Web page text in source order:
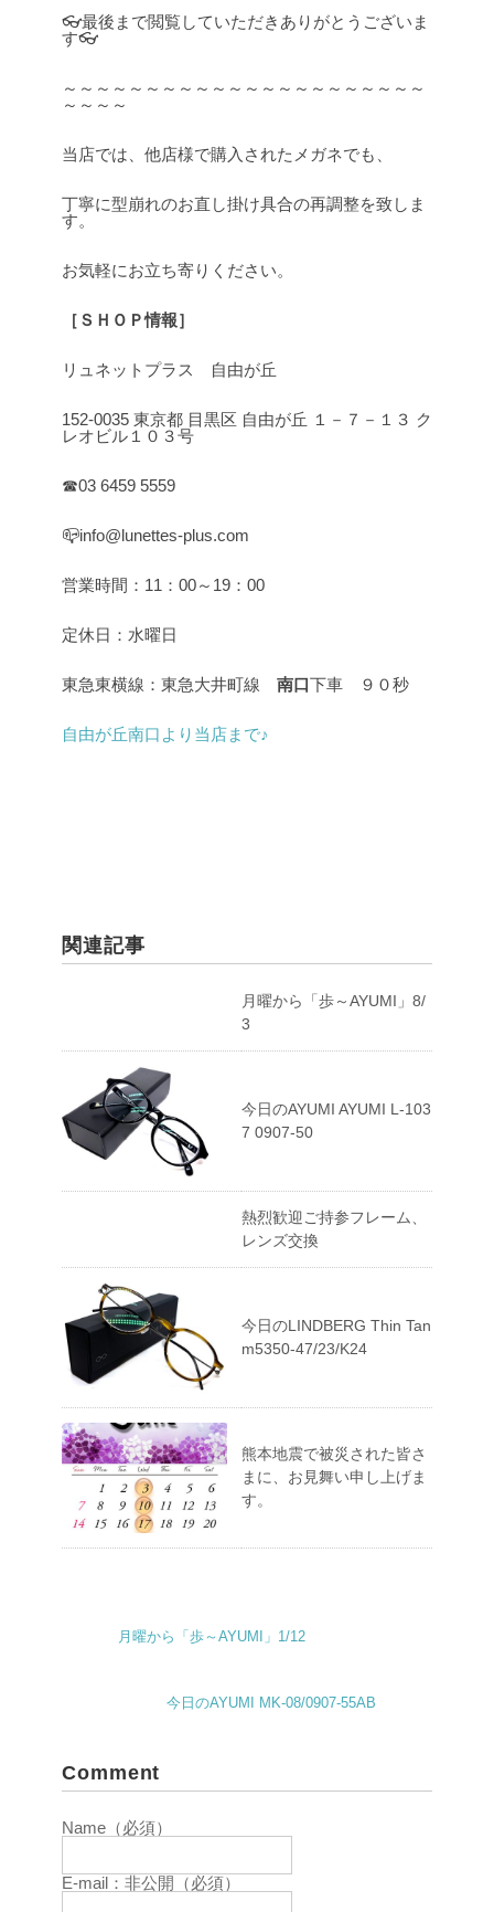
👓最後まで閲覧していただきありがとうございま
す👓
～～～～～～～～～～～～～～～～～～～～～～
～～～～
当店では、他店様で購入されたメガネでも、
丁寧に型崩れのお直し掛け具合の再調整を致しま
す。
お気軽にお立ち寄りください。
［ＳＨＯＰ情報］
リュネットプラス 自由が丘
152-0035 東京都 目黒区 自由が丘 １－７－１３ ク
レオビル１０３号
☎03 6459 5559
📪info@lunettes-plus.com
営業時間：11：00～19：00
定休日：水曜日
東急東横線：東急大井町線 南口下車 ９０秒
自由が丘南口より当店まで♪
関連記事
月曜から「歩～AYUMI」8/
3
今日のAYUMI AYUMI L-103
7 0907-50
熱烈歓迎ご持参フレーム、
レンズ交換
今日のLINDBERG Thin Tan
m5350-47/23/K24
熊本地震で被災された皆さ
まに、お見舞い申し上げま
す。
月曜から「歩～AYUMI」1/12
今日のAYUMI MK-08/0907-55AB
Comment
Name（必須）
E-mail：非公開（必須）